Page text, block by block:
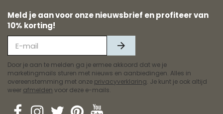
Meld je aan voor onze nieuwsbrief en profiteer van
10% korting!
Door je aan te melden ga je ermee akkoord dat we je
marketingmails sturen met nieuws en aanbiedingen. Alles in
overeenstemming met onze privacyverklaring. Je kunt je ook altijd
weer afmelden voor deze e-mails.